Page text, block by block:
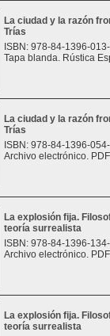
La ciudad y la razón
Trías
ISBN: 978-84-1396-
Tapa blanda. Rústica
La ciudad y la razón
Trías
ISBN: 978-84-1396-
Archivo electrónico.
La explosión fija.
teoría surrealista
ISBN: 978-84-1396-
Archivo electrónico.
La explosión fija.
teoría surrealista